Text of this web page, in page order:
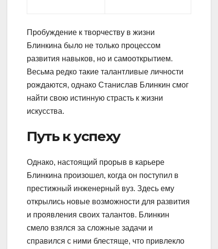
Пробуждение к творчеству в жизни
Блинкина было не только процессом
развития навыков, но и самооткрытием.
Весьма редко такие талантливые личности
рождаются, однако Станислав Блинкин смог
найти свою истинную страсть к жизни
искусства.
Путь к успеху
Однако, настоящий прорыв в карьере
Блинкина произошел, когда он поступил в
престижный инженерный вуз. Здесь ему
открылись новые возможности для развития
и проявления своих талантов. Блинкин
смело взялся за сложные задачи и
справился с ними блестяще, что привлекло